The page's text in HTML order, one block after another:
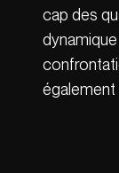
cap des
également